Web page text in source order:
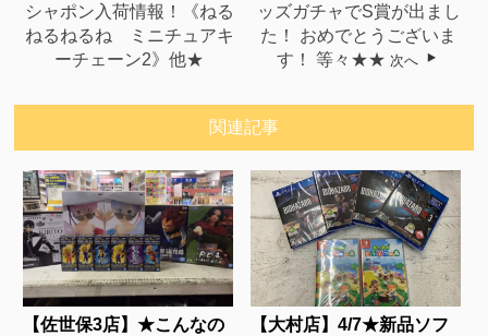
シャポン入荷情報！《ねる
ねるねるね ミニチュアキ
ーチェーン2》他★
ッズガチャでS賞が出まし
た！ おめでとうございま
す！ 等々★★ 次へ
関連記事
【佐世保3店】★こんなの
【大村店】4/7★新品ソフ